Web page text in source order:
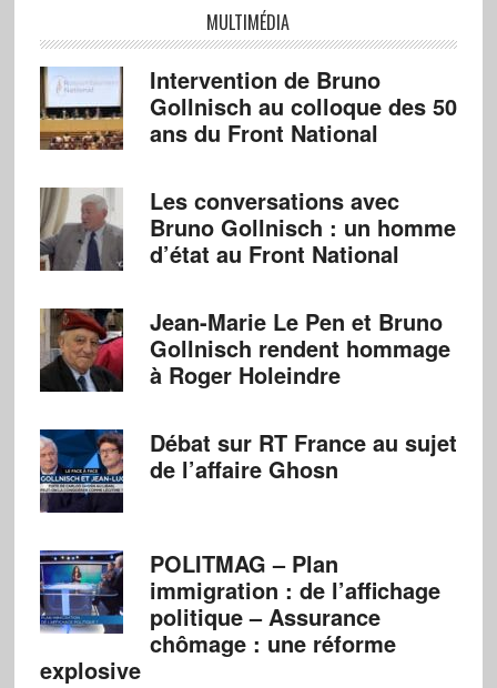
MULTIMÉDIA
Intervention de Bruno
Gollnisch au colloque des 50
ans du Front National
Les conversations avec
Bruno Gollnisch : un homme
d’état au Front National
Jean-Marie Le Pen et Bruno
Gollnisch rendent hommage
à Roger Holeindre
Débat sur RT France au sujet
de l’affaire Ghosn
POLITMAG – Plan
immigration : de l’affichage
politique – Assurance
chômage : une réforme
explosive